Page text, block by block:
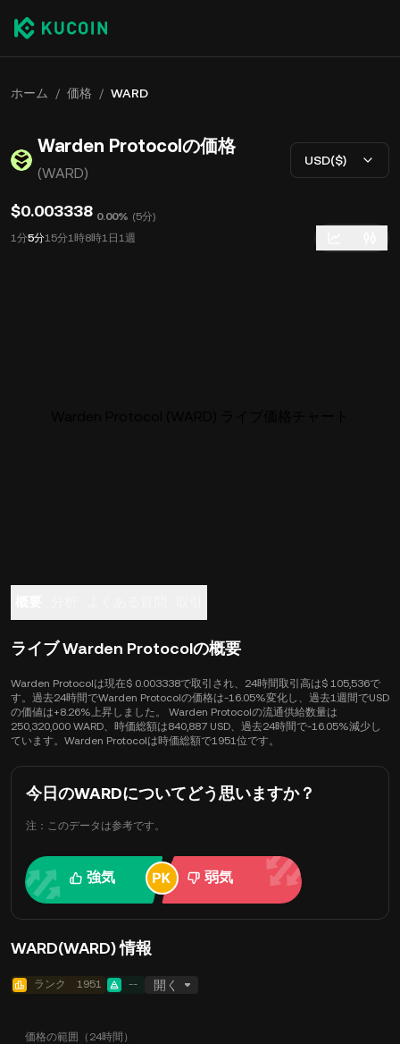
ホーム / 価格 / WARD
Warden Protocolの価格
(WARD)
USD($)
$0.003338 0.00% (5分)
1分5分15分1時8時1日 1週
ライブ Warden Protocolの概要
Warden Protocolは現在$ 0.003338で取引され、24時間取引高は$ 105,536で
す。過去24時間でWarden Protocolの価格は-16.05%変化し、過去1週間でUSD
の価値は+8.26%上昇しました。 Warden Protocolの流通供給数量は
250,320,000 WARD、時価総額は840,887 USD、過去24時間で-16.05%減少し
ています。Warden Protocolは時価総額で1951位です。
今日のWARDについてどう思いますか？
注：このデータは参考です。
強気 弱気
WARD(WARD) 情報
ランク 1951 -- 開く
価格の範囲（24時間）